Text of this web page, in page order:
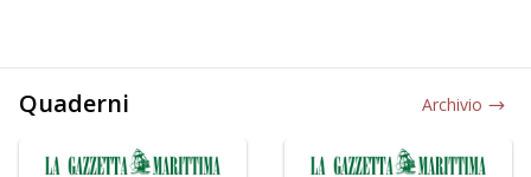
Quaderni Archivio